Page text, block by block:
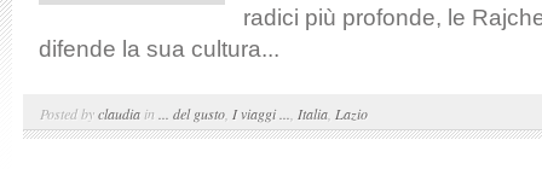
radici più profonde, le
difende la sua cultura...
Posted byclaudia in ... del gusto I viaggi ... Italia Lazio